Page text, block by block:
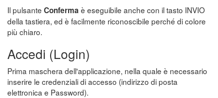
Il pulsante Conferma è eseguibile anche con il tasto INVIO
della tastiera, ed è facilmente riconoscibile perché di colore
più chiaro.
Accedi (Login)
Prima maschera dell'applicazione, nella quale è necessario
inserire le credenziali di accesso (indirizzo di posta
elettronica e Password).